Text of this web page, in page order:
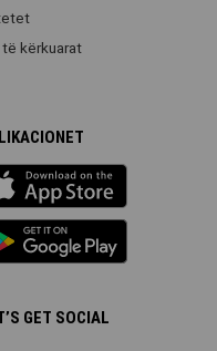
kërkuarat
GET SOCIAL